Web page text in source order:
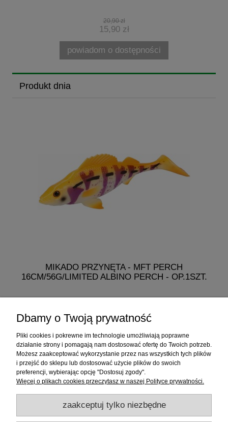
20,90 zł
15,90 zł
powiadom o dostępności
Produkt dnia
MIKADO PRZYNĘTA - MFT PERCH
16CM/56G/LIMITED ALBINO PERCH - OP.1SZT.
do koszyka
Informacje
Sklep internetowy
RATY
Dbamy o Twoją prywatność
Pliki cookies i pokrewne im technologie umożliwiają poprawne
działanie strony i pomagają nam dostosować ofertę do Twoich potrzeb.
Możesz zaakceptować wykorzystanie przez nas wszystkich tych plików
i przejść do sklepu lub dostosować użycie plików do swoich
preferencji, wybierając opcję "Dostosuj zgody".
Więcej o plikach cookies przeczytasz w naszej Polityce prywatności.
zaakceptuj tylko niezbędne